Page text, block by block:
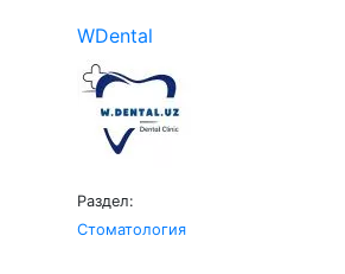
WDental
Раздел:
Стоматология